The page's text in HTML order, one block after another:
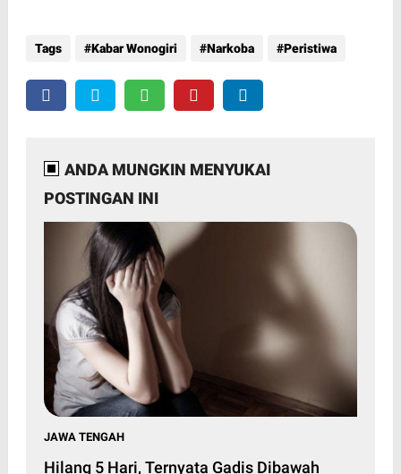
Tags Kabar Wonogiri Narkoba Peristiwa
ANDA MUNGKIN MENYUKAI
POSTINGAN INI
JAWA TENGAH
Hilang 5 Hari, Ternyata Gadis Dibawah